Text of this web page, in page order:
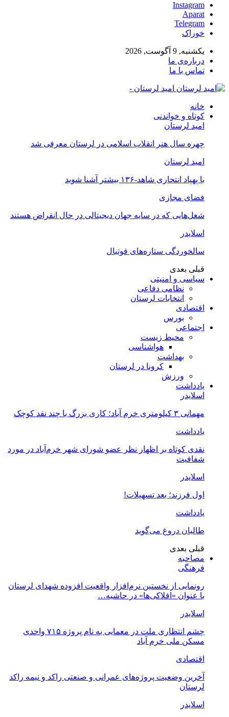
Instagram
Aparat
Telegram
خوراک
یکشنبه, 9 آگوست, 2026
درباره‌ی ما
تماس با ما
امید لرستان -
خانه
کوتاه و خواندنی
امید لرستان
چهره سال هنر انقلاب اسلامی در لرستان معرفی شد
امید لرستان
با پهپاد انتحاری شاهد-۱۳۶ بیشتر آشنا شوید
فضای مجازی
شغل‌‌هایی که در سایه جهان دیجیتالی در حال انقراض هستند
اسلایدر
سالخوردگی ستاره‌های فوتبال
قبلی بعدی
سیاسی و امنیتی
نظامی دفاعی
انتخابات لرستان
اقتصادی
بورس
اجتماعی
محیط زیست
هواشناسی
بهداشت
کرونا در لرستان
ورزش
یادداشت
اسلایدر
مهمانی ۳ کیلومتری خرم آباد؛ کاری بزرگ با چند نقد کوچک
یادداشت
نقدی کوتاه بر اظهار نظر عضو شورای شهر خرم‌آباد در مورد
شفافیت
اسلایدر
اول فرزند؛ بعد تسهیلات!
یادداشت
طالبان دروغ می‌گوید
قبلی بعدی
مصاحبه
فرهنگی
رونمایی از نخستین نرم‌افزار واقعیت افزوده شهدای لرستان
با عنوان «افلاکی‌ها» در حاشیه…
اسلایدر
چشم انتظاری ملت در معمایی به نام پروژه ۷۱۵ واحدی
مسکن ملی خرم آباد
اقتصادی
آخرین وضعیت پروژه‌های عمرانی و صنعتی راکد و نیمه راکد
لرستان
اسلایدر